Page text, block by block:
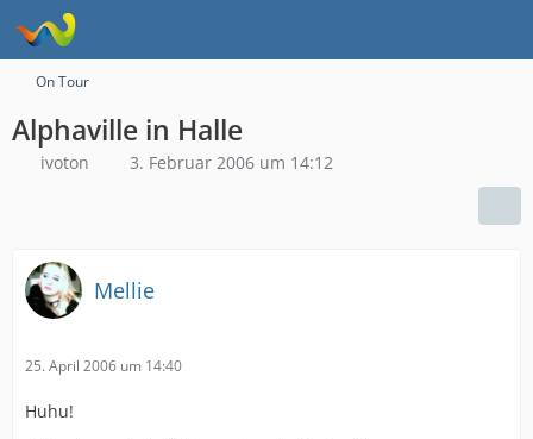
On Tour
Alphaville in Halle
ivoton 3. Februar 2006 um 14:12
Mellie
25. April 2006 um 14:40
Huhu!